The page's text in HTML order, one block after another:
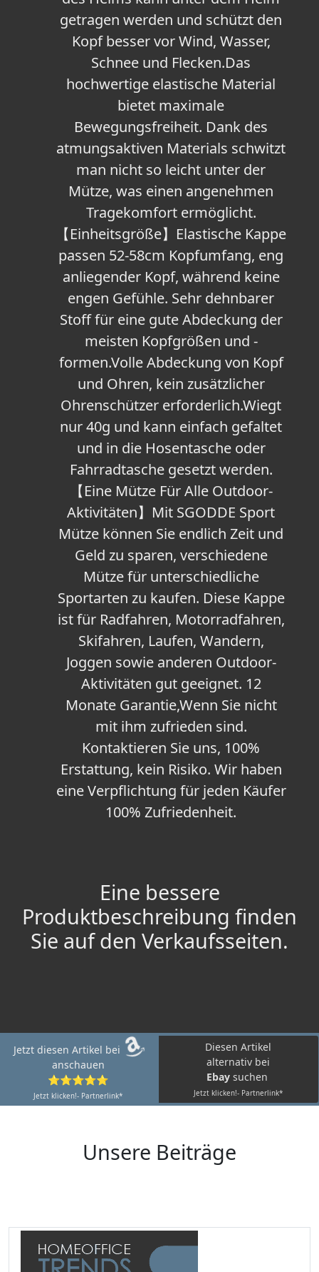
getragen werden und schützt den
Kopf besser vor Wind, Wasser,
Schnee und Flecken.Das
hochwertige elastische Material
bietet maximale
Bewegungsfreiheit. Dank des
atmungsaktiven Materials schwitzt
man nicht so leicht unter der
Mütze, was einen angenehmen
Tragekomfort ermöglicht.
【Einheitsgröße】Elastische Kappe
passen 52-58cm Kopfumfang, eng
anliegender Kopf, während keine
engen Gefühle. Sehr dehnbarer
Stoff für eine gute Abdeckung der
meisten Kopfgrößen und -
formen.Volle Abdeckung von Kopf
und Ohren, kein zusätzlicher
Ohrenschützer erforderlich.Wiegt
nur 40g und kann einfach gefaltet
und in die Hosentasche oder
Fahrradtasche gesetzt werden.
【Eine Mütze Für Alle Outdoor-
Aktivitäten】Mit SGODDE Sport
Mütze können Sie endlich Zeit und
Geld zu sparen, verschiedene
Mütze für unterschiedliche
Sportarten zu kaufen. Diese Kappe
ist für Radfahren, Motorradfahren,
Skifahren, Laufen, Wandern,
Joggen sowie anderen Outdoor-
Aktivitäten gut geeignet. 12
Monate Garantie,Wenn Sie nicht
mit ihm zufrieden sind.
Kontaktieren Sie uns, 100%
Erstattung, kein Risiko. Wir haben
eine Verpflichtung für jeden Käufer
100% Zufriedenheit.
Eine bessere
Produktbeschreibung finden
Sie auf den Verkaufsseiten.
Jetzt diesen Artikel bei
anschauen
⭐⭐⭐⭐⭐
Jetzt klicken!- Partnerlink*
Diesen Artikel
alternativ bei
Ebay suchen
Jetzt klicken!- Partnerlink*
Unsere Beiträge